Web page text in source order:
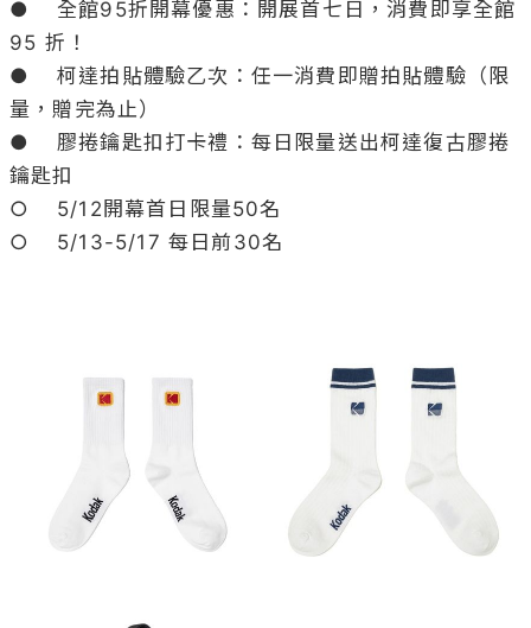
●	全館95折開幕優惠：開展首七日，消費即享全館
95 折！
●	柯達拍貼體驗乙次：任一消費即贈拍貼體驗（限
量，贈完為止）
●	膠捲鑰匙扣打卡禮：每日限量送出柯達復古膠捲
鑰匙扣
○	5/12開幕首日限量50名
○	5/13-5/17 每日前30名